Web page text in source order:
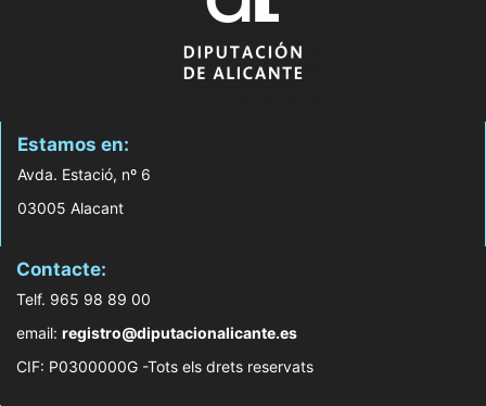
Estamos en:
Avda. Estació, nº 6
03005 Alacant
Contacte:
Telf. 965 98 89 00
email: registro@diputacionalicante.es
CIF: P0300000G -Tots els drets reservats